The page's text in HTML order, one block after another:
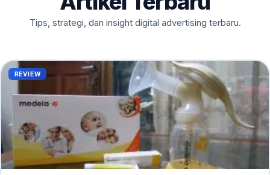
Tips, strategi, dan insight digital advertising terbaru.
REVIEW